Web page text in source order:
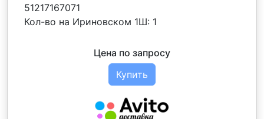
51217167071
Кол-во на Ириновском 1Ш: 1
Цена по запросу
Купить